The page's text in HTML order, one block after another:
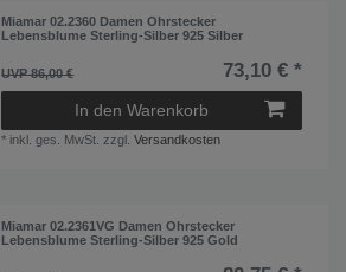
Miamar 02.2360 Damen Ohrstecker
Lebensblume Sterling-Silber 925 Silber
UVP 86,00 € 73,10 € *
In den Warenkorb
* inkl. ges. MwSt. zzgl.Versandkosten
Miamar 02.2361VG Damen Ohrstecker
Lebensblume Sterling-Silber 925 Gold